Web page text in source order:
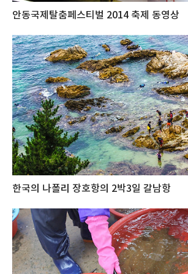
안동국제탈춤페스티벌 2014 축제 동영상
한국의 나폴리 장호항의 2박3일 갈남항